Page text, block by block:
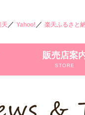
天／ Yahoo! ／ 楽天ふるさと
販売店案
STORE